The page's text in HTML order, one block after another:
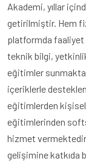
Akademi, yıllar
getirilmiştir. Hem
platformda faaliyet
teknik bilgi,
eğitimler
içeriklerle
eğitimlerden kişisel
eğitimlerinden
hizmet vermektedir.
gelişimine katkıda